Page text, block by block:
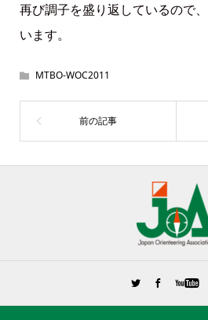
再び調子を盛り返しているので
います。
MTBO-WOC2011